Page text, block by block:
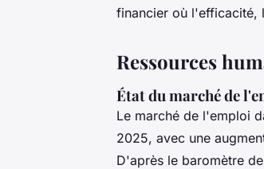
financier où l'efficacité,
Ressources
État du marché de
Le marché de l'emploi
2025, avec une
D'après le baromètre